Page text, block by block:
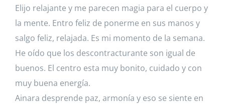
Elijo relajante y me parecen magia para el cuerpo y
la mente. Entro feliz de ponerme en sus manos y
salgo feliz, relajada. Es mi momento de la semana.
He oído que los descontracturante son igual de
buenos. El centro esta muy bonito, cuidado y con
muy buena energía.
Ainara desprende paz, armonía y eso se siente en